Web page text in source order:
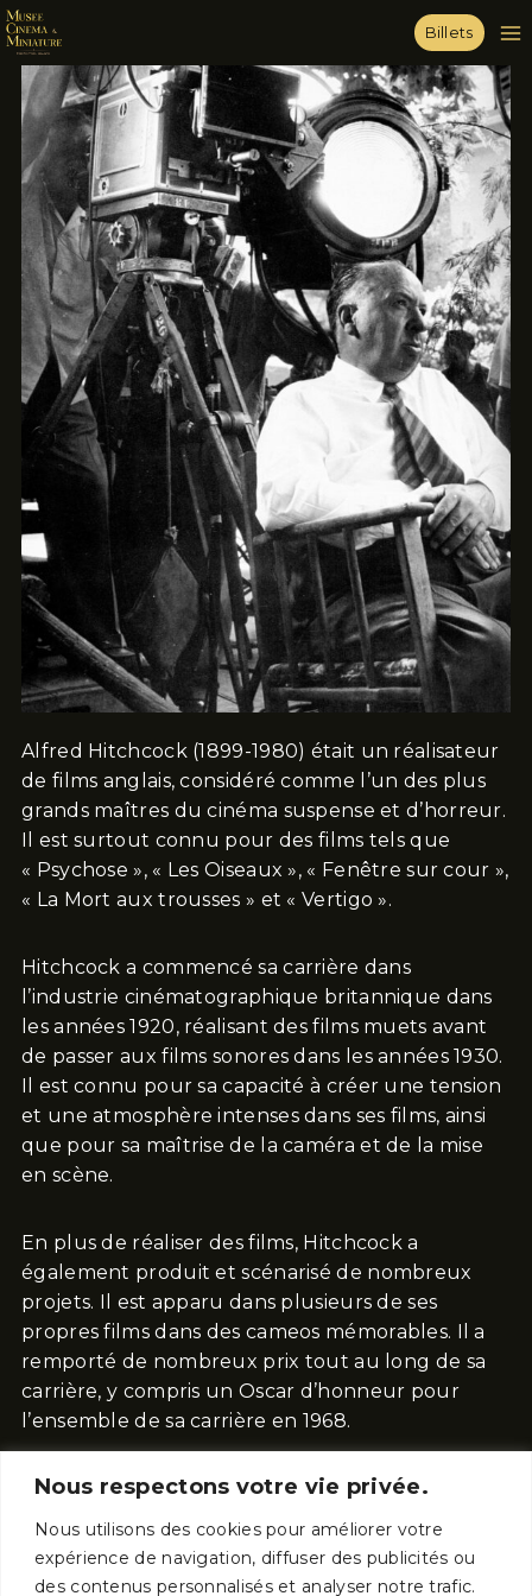
Nous respectons votre vie privée.
Nous utilisons des cookies pour améliorer votre
expérience de navigation, diffuser des publicités ou
des contenus personnalisés et analyser notre trafic.
Billets
Alfred Hitchcock (1899-1980) était un réalisateur
de films anglais, considéré comme l’un des plus
grands maîtres du cinéma suspense et d’horreur.
Il est surtout connu pour des films tels que
« Psychose », « Les Oiseaux », « Fenêtre sur cour »,
« La Mort aux trousses » et « Vertigo ».
Hitchcock a commencé sa carrière dans
l’industrie cinématographique britannique dans
les années 1920, réalisant des films muets avant
de passer aux films sonores dans les années 1930.
Il est connu pour sa capacité à créer une tension
et une atmosphère intenses dans ses films, ainsi
que pour sa maîtrise de la caméra et de la mise
en scène.
En plus de réaliser des films, Hitchcock a
également produit et scénarisé de nombreux
projets. Il est apparu dans plusieurs de ses
propres films dans des cameos mémorables. Il a
remporté de nombreux prix tout au long de sa
carrière, y compris un Oscar d’honneur pour
l’ensemble de sa carrière en 1968.
L’héritage de Hitchcock dans le monde du
cinéma reste immense, et son influence peut
être vue dans de nombreux films modernes.